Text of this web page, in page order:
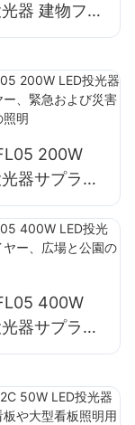
器 建物ファ
よび建設現
200W
器サプライ
急および災
場の照明
400W
器サプライ
場と公園の